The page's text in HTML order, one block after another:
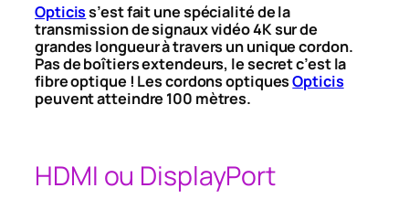
Opticiss’est fait une spécialité de la
transmission de signaux vidéo 4K sur de
grandes longueur à travers un unique cordon.
Pas de boîtiers extendeurs, le secret c’est la
fibre optique ! Les cordons optiquesOpticis
peuvent atteindre 100 mètres.
HDMI ou DisplayPort